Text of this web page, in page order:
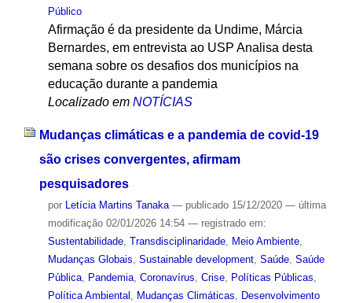
Público
Afirmação é da presidente da Undime, Márcia
Bernardes, em entrevista ao USP Analisa desta
semana sobre os desafios dos municípios na
educação durante a pandemia
Localizado em NOTÍCIAS
Mudanças climáticas e a pandemia de covid-19
são crises convergentes, afirmam
pesquisadores
por Letícia Martins Tanaka — publicado15/12/2020 — última
modificação02/01/2026 14:54 — registrado em:
Sustentabilidade, Transdisciplinaridade, Meio Ambiente,
Mudanças Globais, Sustainable development, Saúde, Saúde
Pública, Pandemia, Coronavírus, Crise, Políticas Públicas,
Política Ambiental , Mudanças Climáticas, Desenvolvimento